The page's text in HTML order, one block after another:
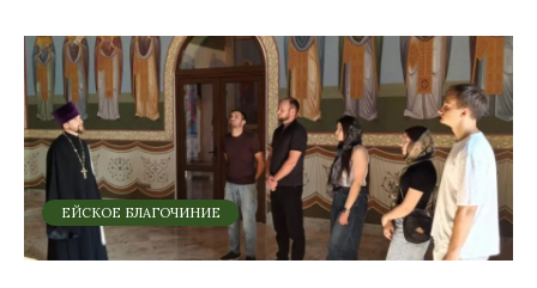
ЕЙСКОЕ БЛАГОЧИНИЕ